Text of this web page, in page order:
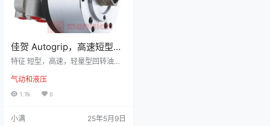
佳贺 Autogrip，高速短型
| RK，附逆止阀中实回转油
特征 短型，高速，轻量型回转油压
压阀。 安装时可由后端锁固之。 泄
油孔配管务必单独接回油压槽，以
程(mm)最高回转数min-1(r.p.m.)最
气动和液压
1.7k 0
小满 25年5月9日